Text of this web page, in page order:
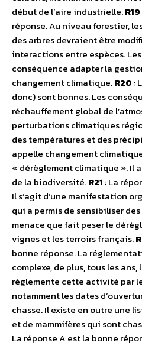
début de l’aire industrielle.R19
réponse. Au niveau forestier,
des arbres devraient être
interactions entre espèces.
conséquence adapter la
changement climatique.R20 :
donc) sont bonnes. Les
réchauffement global de
perturbations climatiques
des températures et des
appelle changement
« dérèglement climatique ». Il
de la biodiversité.R21 : La
Il s’agit d’une manifestation
qui a permis de sensibiliser
menace que fait peser le
vignes et les terroirs français.
bonne réponse. La
complexe, de plus, tous les
réglemente cette activité par
notamment les dates
chasse. Il existe en outre une
et de mammifères qui sont
La réponse A est la bonne